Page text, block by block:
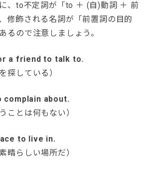
、to不定詞が「to ＋ (自)動詞 ＋ 前
修飾される名詞が「前置詞の目的
るので注意しましょう。
a friend to talk to.
探している）
complain about.
ことは何もない）
to live in.
晴らしい場所だ）